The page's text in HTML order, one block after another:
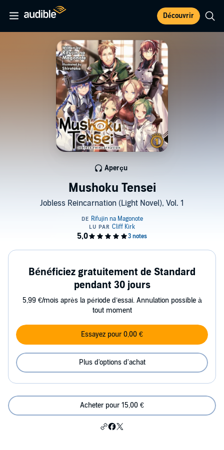
Découvrir
Mushoku Tensei
Jobless Reincarnation (Light Novel), Vol. 1
Aperçu
Bénéficiez gratuitement de Standard
pendant 30 jours
5,99 €/mois après la période d’essai. Annulation possible à
tout moment
Essayez pour 0,00 €
Plus d'options d'achat
Acheter pour 15,00 €